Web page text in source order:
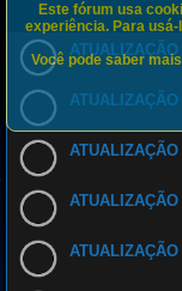
Este fórum usa
experiência. Para
Você pode saber